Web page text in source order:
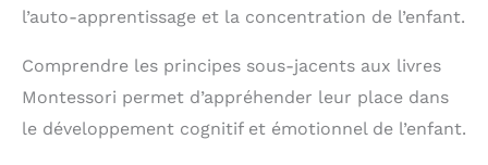
l’auto-apprentissage et la concentration de l’enfant.
Comprendre les principes sous-jacents aux livres
Montessori permet d’appréhender leur place dans
le développement cognitif et émotionnel de l’enfant.